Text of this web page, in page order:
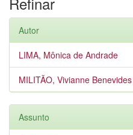
Autor
LIMA, Mônica de Andrade
MILITÃO, Vivianne Benevides
Assunto